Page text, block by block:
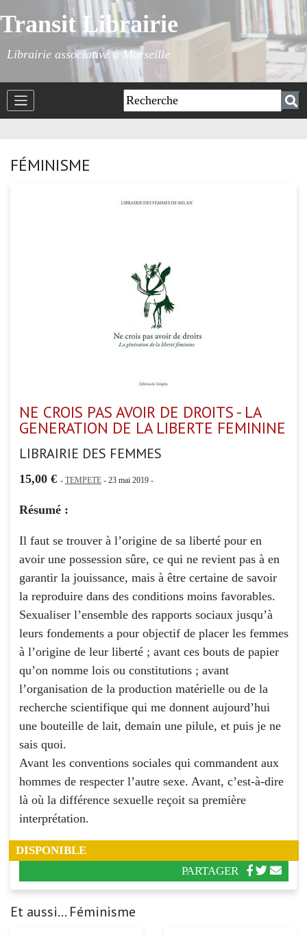
Transit Librairie
Librairie associative à Marseille
FÉMINISME
NE CROIS PAS AVOIR DE DROITS - LA
GENERATION DE LA LIBERTE FEMININE
LIBRAIRIE DES FEMMES
15,00 € - TEMPETE- 23 mai 2019 -
Résumé :
Il faut se trouver à l’origine de sa liberté pour en
avoir une possession sûre, ce qui ne revient pas à en
garantir la jouissance, mais à être certaine de savoir
la reproduire dans des conditions moins favorables.
Sexualiser l’ensemble des rapports sociaux jusqu’à
leurs fondements a pour objectif de placer les femmes
à l’origine de leur liberté ; avant ces bouts de papier
qu’on nomme lois ou constitutions ; avant
l’organisation de la production matérielle ou de la
recherche scientifique qui me donnent aujourd’hui
une bouteille de lait, demain une pilule, et puis je ne
sais quoi.
Avant les conventions sociales qui commandent aux
hommes de respecter l’autre sexe. Avant, c’est-à-dire
là où la différence sexuelle reçoit sa première
interprétation.
DISPONIBLE
PARTAGER
Et aussi... Féminisme